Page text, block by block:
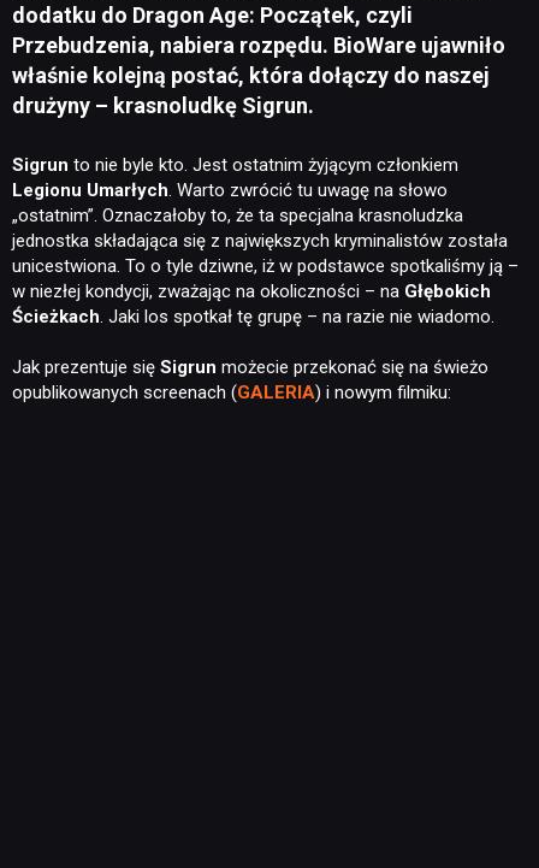
dodatku do Dragon Age: Początek, czyli
Przebudzenia, nabiera rozpędu. BioWare ujawniło
właśnie kolejną postać, która dołączy do naszej
drużyny – krasnoludkę Sigrun.
Sigrun to nie byle kto. Jest ostatnim żyjącym członkiem
Legionu Umarłych. Warto zwrócić tu uwagę na słowo
„ostatnim”. Oznaczałoby to, że ta specjalna krasnoludzka
jednostka składająca się z największych kryminalistów została
unicestwiona. To o tyle dziwne, iż w podstawce spotkaliśmy ją –
w niezłej kondycji, zważając na okoliczności – na Głębokich
Ścieżkach. Jaki los spotkał tę grupę – na razie nie wiadomo.
Jak prezentuje się Sigrun możecie przekonać się na świeżo
opublikowanych screenach (GALERIA) i nowym filmiku: